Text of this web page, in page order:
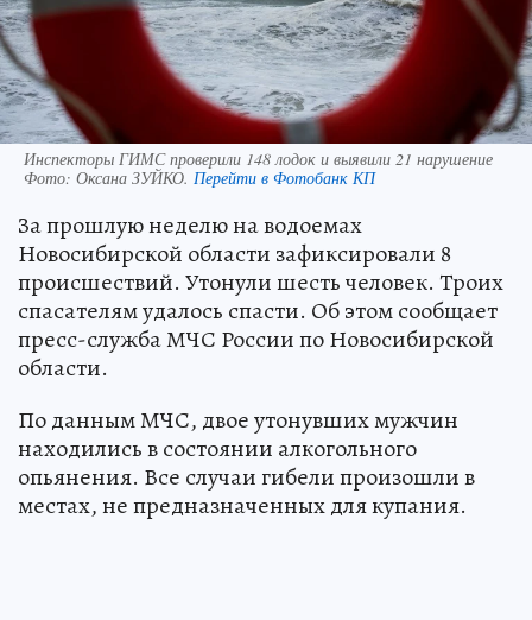
Инспекторы ГИМС проверили 148 лодок и выявили 21 нарушение
Фото: Оксана ЗУЙКО. Перейти в Фотобанк КП
За прошлую неделю на водоемах
Новосибирской области зафиксировали 8
происшествий. Утонули шесть человек. Троих
спасателям удалось спасти. Об этом сообщает
пресс-служба МЧС России по Новосибирской
области.
По данным МЧС, двое утонувших мужчин
находились в состоянии алкогольного
опьянения. Все случаи гибели произошли в
местах, не предназначенных для купания.